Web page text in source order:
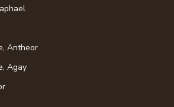
Antheor
Agay